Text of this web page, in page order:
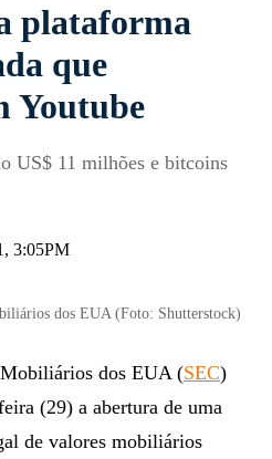
plataforma
que
Youtube
US$ 11 milhões e bitcoins
3:05PM
dos EUA (Foto: Shutterstock)
dos EUA (SEC)
(29) a abertura de uma
de valores mobiliários